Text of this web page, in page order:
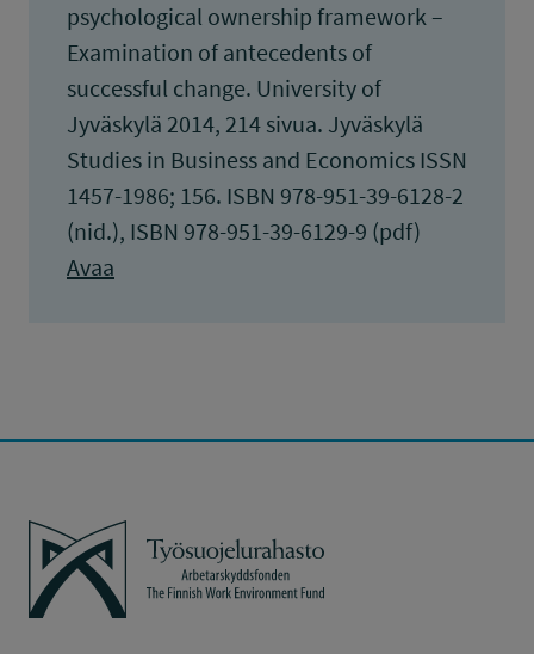
psychological ownership framework –
Examination of antecedents of
successful change. University of
Jyväskylä 2014, 214 sivua. Jyväskylä
Studies in Business and Economics ISSN
1457-1986; 156. ISBN 978-951-39-6128-2
(nid.), ISBN 978-951-39-6129-9 (pdf)
Avaa
Työsuojelurahasto